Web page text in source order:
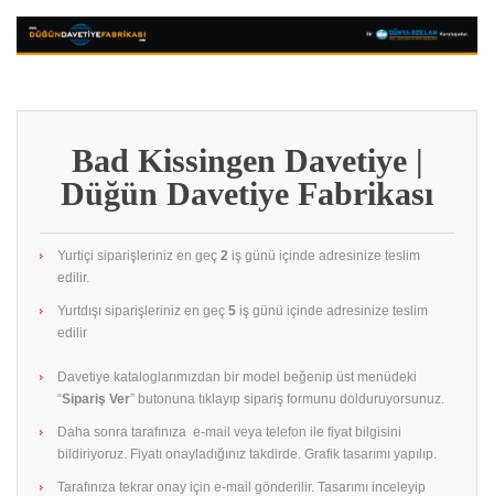
Bad Kissingen Davetiye |
Düğün Davetiye Fabrikası
Yurtiçi siparişleriniz en geç 2 iş günü içinde adresinize teslim
edilir.
Yurtdışı siparişleriniz en geç 5 iş günü içinde adresinize teslim
edilir
Davetiye kataloglarımızdan bir model beğenip üst menüdeki
“Sipariş Ver” butonuna tıklayıp sipariş formunu dolduruyorsunuz.
Daha sonra tarafınıza e-mail veya telefon ile fiyat bilgisini
bildiriyoruz. Fiyatı onayladığınız takdirde. Grafik tasarımı yapılıp.
Tarafınıza tekrar onay için e-mail gönderilir. Tasarımı inceleyip